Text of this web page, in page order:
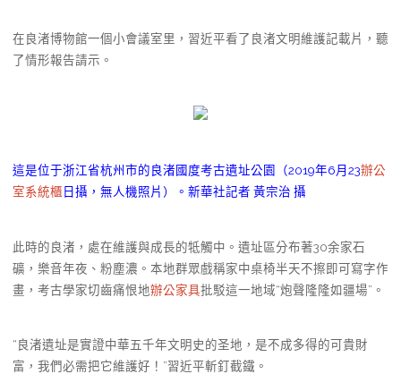
在良渚博物館一個小會議室里，習近平看了良渚文明維護記載片，聽
了情形報告請示。
這是位于浙江省杭州市的良渚國度考古遺址公園（2019年6月23辦公
室系統櫃 日攝，無人機照片）。新華社記者 黃宗治 攝
此時的良渚，處在維護與成長的牴觸中。遺址區分布著30余家石
礦，樂音年夜、粉塵濃。本地群眾戲稱家中桌椅半天不擦即可寫字作
畫，考古學家切齒痛恨地辦公家具批駁這一地域“炮聲隆隆如疆場”。
“良渚遺址是實證中華五千年文明史的圣地，是不成多得的可貴財
富，我們必需把它維護好！”習近平斬釘截鐵。